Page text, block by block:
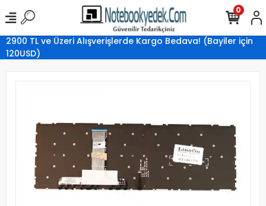
2900 TL ve Üzeri Alışverişlerde Kargo Bedava! (Bayiler için
120USD)
0